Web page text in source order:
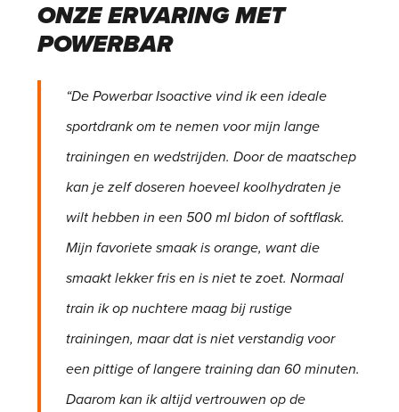
ONZE ERVARING MET
POWERBAR
“De Powerbar Isoactive vind ik een ideale
sportdrank om te nemen voor mijn lange
trainingen en wedstrijden. Door de maatschep
kan je zelf doseren hoeveel koolhydraten je
wilt hebben in een 500 ml bidon of softflask.
Mijn favoriete smaak is orange, want die
smaakt lekker fris en is niet te zoet. Normaal
train ik op nuchtere maag bij rustige
trainingen, maar dat is niet verstandig voor
een pittige of langere training dan 60 minuten.
Daarom kan ik altijd vertrouwen op de